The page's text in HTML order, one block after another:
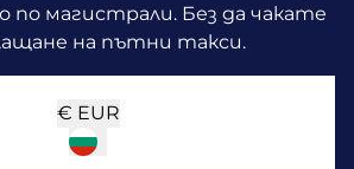
по магистрали. Без да чакате
на пътни такси.
€ EUR